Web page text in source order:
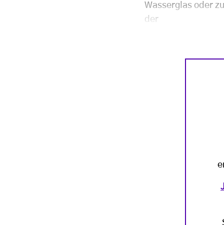
Wasserglas oder
der